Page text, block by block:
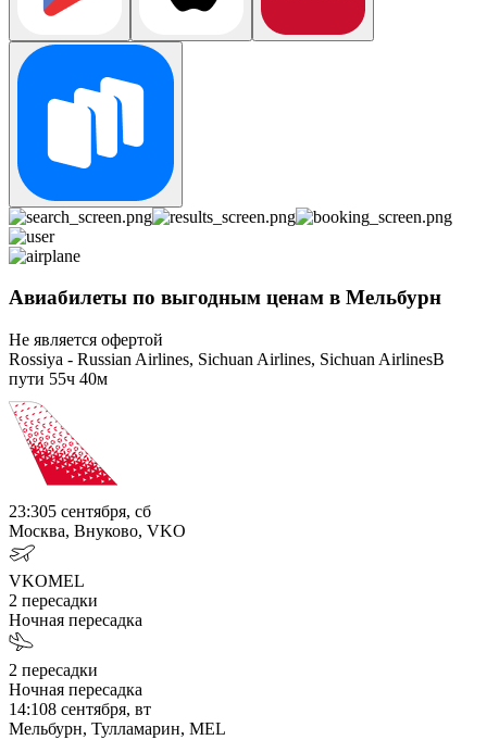
Авиабилеты по выгодным ценам в Мельбурн
Не является офертой
Rossiya - Russian Airlines, Sichuan Airlines, Sichuan AirlinesВ
пути 55ч 40м
23:305 сентября, сб
Москва, Внуково, VKO
VKOMEL
2 пересадки
Ночная пересадка
2 пересадки
Ночная пересадка
14:108 сентября, вт
Мельбурн, Тулламарин, MEL